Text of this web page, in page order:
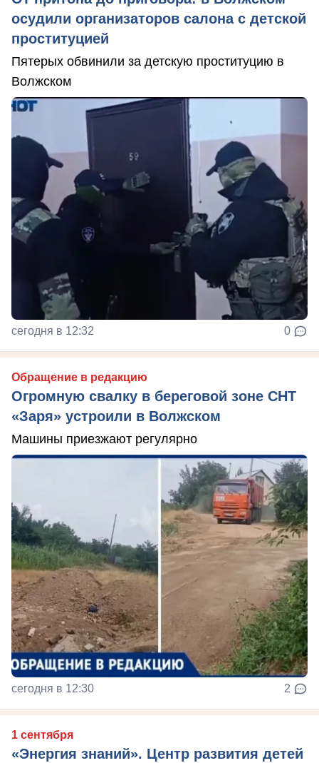
осудили организаторов салона с детской
проституцией
Пятерых обвинили за детскую проституцию в
Волжском
сегодня в 12:32 0
Обращение в редакцию
Огромную свалку в береговой зоне СНТ
«Заря» устроили в Волжском
Машины приезжают регулярно
сегодня в 12:30 2
1 сентября
«Энергия знаний». Центр развития детей